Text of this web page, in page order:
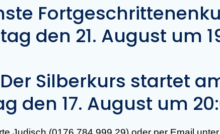
den 21. August um
Der Silberkurs startet
den 17. August um